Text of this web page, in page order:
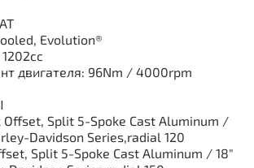
Evolution®
двигателя: 96Nm / 4000rpm
Offset, Split 5-Spoke Cast Aluminum /
Davidson Series,radial 120
Split 5-Spoke Cast Aluminum / 18"